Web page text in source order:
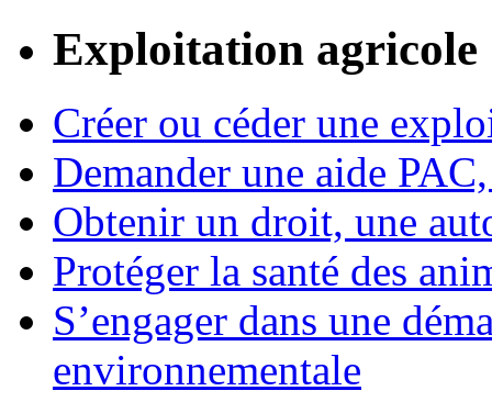
Exploitation agricole
Créer ou céder une
Demander une aide
Obtenir un droit, une
Protéger la santé des
S’engager dans une
environnementale